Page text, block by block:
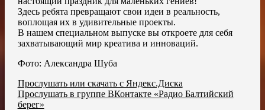
Здесь ребята превращают свои идеи в реальность,
воплощая их в удивительные проекты.
В нашем специальном выпуске вы откроете для себя
захватывающий мир креатива и инноваций.
Фото: Александра Шуба
Прослушать или скачать с Яндекс.Диска
Прослушать в группе ВКонтакте «Радио Балтийский
берег»